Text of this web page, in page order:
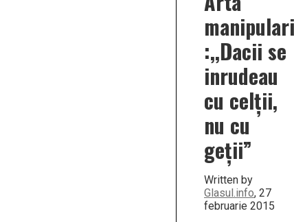
:,,Dacii se
inrudeau
cu celții,
nu cu
geții”
Written by
Glasul.info, 27
februarie 2015